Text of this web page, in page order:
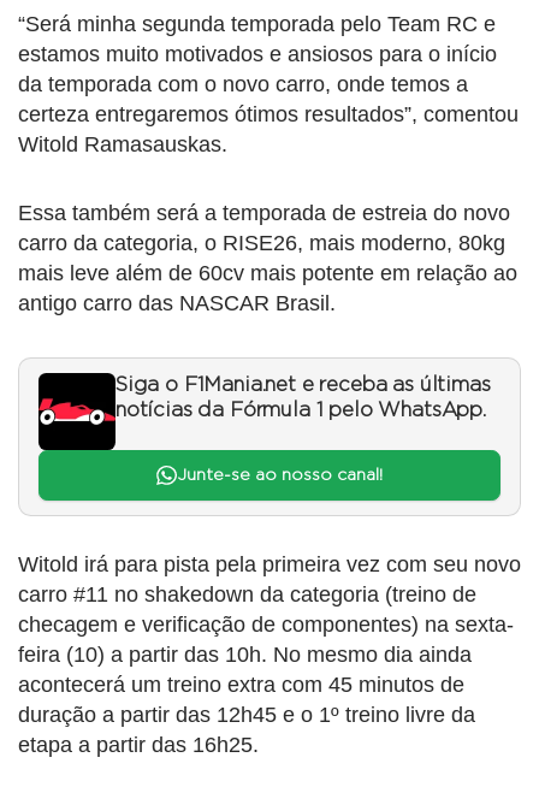
“Será minha segunda temporada pelo Team RC e
estamos muito motivados e ansiosos para o início
da temporada com o novo carro, onde temos a
certeza entregaremos ótimos resultados”, comentou
Witold Ramasauskas.
Essa também será a temporada de estreia do novo
carro da categoria, o RISE26, mais moderno, 80kg
mais leve além de 60cv mais potente em relação ao
antigo carro das NASCAR Brasil.
Siga o F1Mania.net e receba as últimas
notícias da Fórmula 1 pelo WhatsApp.
Junte-se ao nosso canal!
Witold irá para pista pela primeira vez com seu novo
carro #11 no shakedown da categoria (treino de
checagem e verificação de componentes) na sexta-
feira (10) a partir das 10h. No mesmo dia ainda
acontecerá um treino extra com 45 minutos de
duração a partir das 12h45 e o 1º treino livre da
etapa a partir das 16h25.